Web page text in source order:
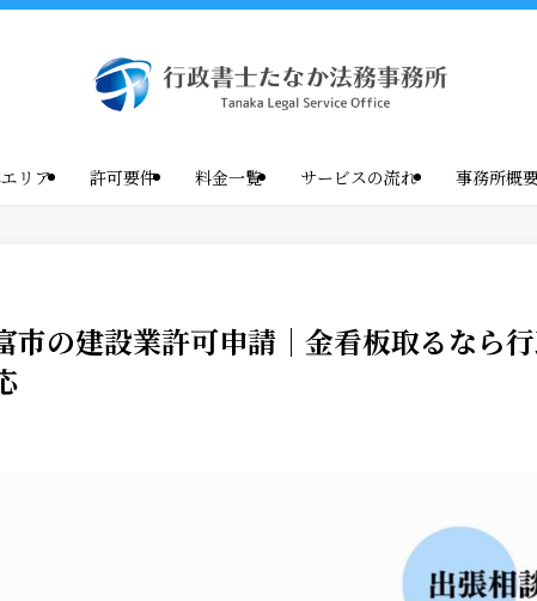
リア 許可要件 料金一覧 サービスの流れ 事務所概
市の建設業許可申請｜金看板取るなら